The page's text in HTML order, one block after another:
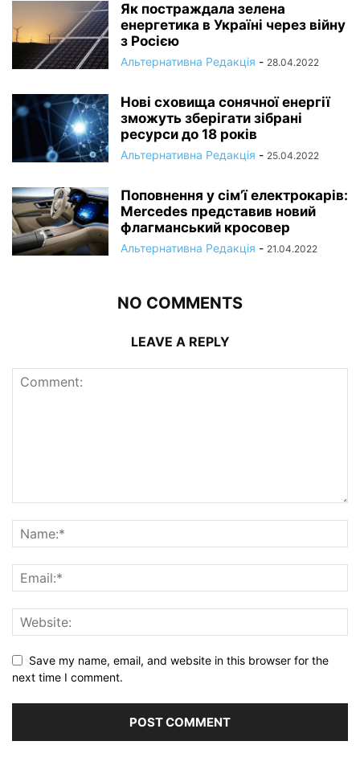
Як постраждала зелена
енергетика в Україні через війну
з Росією
Альтернативна Редакція - 28.04.2022
Нові сховища сонячної енергії
зможуть зберігати зібрані
ресурси до 18 років
Альтернативна Редакція - 25.04.2022
Поповнення у сім’ї електрокарів:
Mercedes представив новий
флагманський кросовер
Альтернативна Редакція - 21.04.2022
NO COMMENTS
LEAVE A REPLY
Save my name, email, and website in this browser for the
next time I comment.